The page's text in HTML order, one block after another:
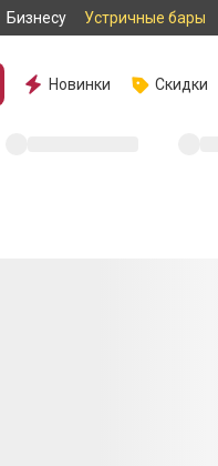
Бизнесу Устричные бары
Новинки Скидки